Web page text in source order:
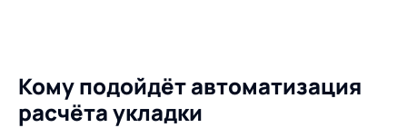
Кому подойдёт автоматизация
расчёта укладки